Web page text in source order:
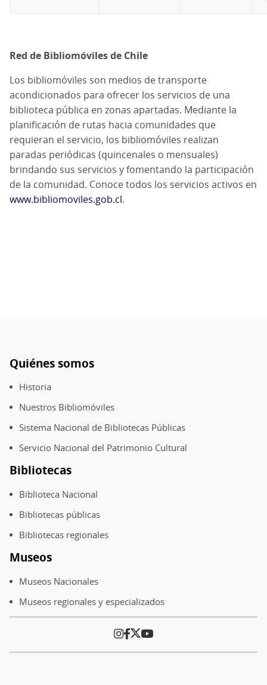
Red de Bibliomóviles de Chile
Los bibliomóviles son medios de transporte
acondicionados para ofrecer los servicios de una
biblioteca pública en zonas apartadas. Mediante la
planificación de rutas hacia comunidades que
requieran el servicio, los bibliomóviles realizan
paradas periódicas (quincenales o mensuales)
brindando sus servicios y fomentando la participación
de la comunidad. Conoce todos los servicios activos en
www.bibliomoviles.gob.cl.
Pie
de
página
Quiénes somos
Historia
Nuestros Bibliomóviles
Sistema Nacional de Bibliotecas Públicas
Servicio Nacional del Patrimonio Cultural
Bibliotecas
Biblioteca Nacional
Bibliotecas públicas
Bibliotecas regionales
Museos
Museos Nacionales
Museos regionales y especializados